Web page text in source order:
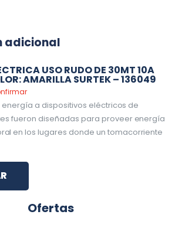
adicional
USO RUDO DE 30MT 10A
AMARILLA SURTEK – 136049
energía a dispositivos eléctricos de
fueron diseñadas para proveer energía
en los lugares donde un tomacorriente
Ofertas